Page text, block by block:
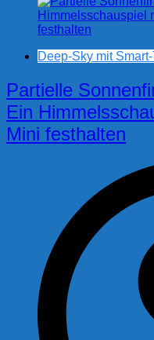
Deep-Sky mit
Partielle
Ein
Mini festhalten